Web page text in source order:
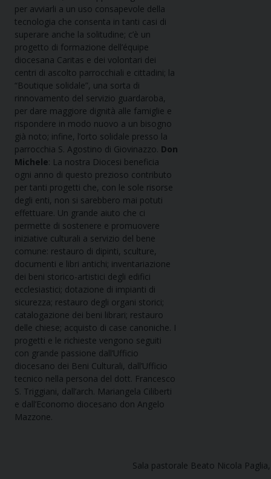
per avviarli a un uso consapevole della
tecnologia che consenta in tanti casi di
superare anche la solitudine; c’è un
progetto di formazione dell’équipe
diocesana Caritas e dei volontari dei
centri di ascolto parrocchiali e cittadini; la
“Boutique solidale”, una sorta di
rinnovamento del servizio guardaroba,
per dare maggiore dignità alle famiglie e
rispondere in modo nuovo a un bisogno
già noto; infine, l’orto solidale presso la
parrocchia S. Agostino di Giovinazzo. Don
Michele: La nostra Diocesi beneficia
ogni anno di questo prezioso contributo
per tanti progetti che, con le sole risorse
degli enti, non si sarebbero mai potuti
effettuare. Un grande aiuto che ci
permette di sostenere e promuovere
iniziative culturali a servizio del bene
comune: restauro di dipinti, sculture,
documenti e libri antichi; inventariazione
dei beni storico-artistici degli edifici
ecclesiastici; dotazione di impianti di
sicurezza; restauro degli organi storici;
catalogazione dei beni librari; restauro
delle chiese; acquisto di case canoniche. I
progetti e le richieste vengono seguiti
con grande passione dall’Ufficio
diocesano dei Beni Culturali, dall’Ufficio
tecnico nella persona del dott. Francesco
S. Triggiani, dall’arch. Mariangela Ciliberti
e dall’Economo diocesano don Angelo
Mazzone.
Sala pastorale Beato Nicola